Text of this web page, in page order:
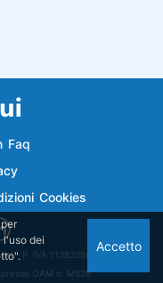
Faq
Cookies
- P. IVA 11382050018
OAM n. M526
l'uso dei
Accetto